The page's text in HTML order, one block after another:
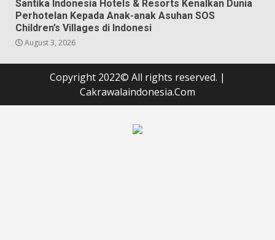
Santika Indonesia Hotels & Resorts Kenalkan Dunia
Perhotelan Kepada Anak-anak Asuhan SOS
Children’s Villages di Indonesi
August 3, 2026
Copyright 2022© All rights reserved. |
Cakrawalaindonesia.Com